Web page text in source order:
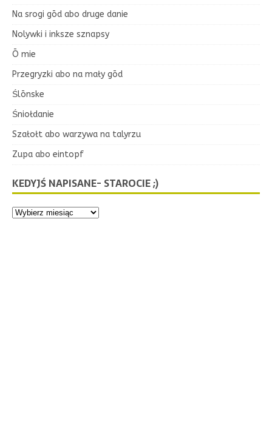
Na srogi gōd abo druge danie
Nolywki i inksze sznapsy
Ō mie
Przegryzki abo na mały gōd
Ślōnske
Śniołdanie
Szałołt abo warzywa na talyrzu
Zupa abo eintopf
KEDYJŚ NAPISANE- STAROCIE ;)